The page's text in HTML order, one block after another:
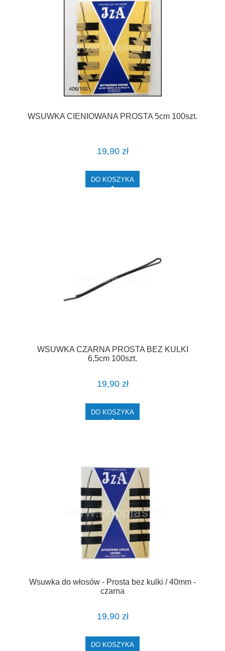
WSUWKA CIENIOWANA PROSTA 5cm 100szt.
19,90 zł
DO KOSZYKA
WSUWKA CZARNA PROSTA BEZ KULKI
6,5cm 100szt.
19,90 zł
DO KOSZYKA
Wsuwka do włosów - Prosta bez kulki / 40mm -
czarna
19,90 zł
DO KOSZYKA